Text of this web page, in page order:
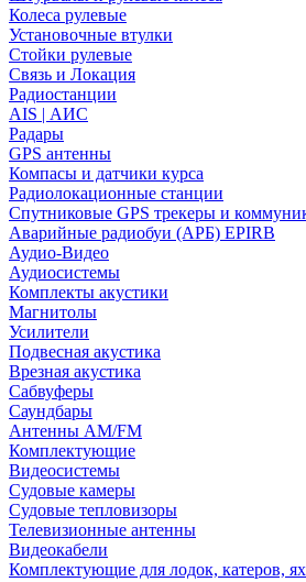
Колеса рулевые
Установочные втулки
Стойки рулевые
Связь и Локация
Радиостанции
AIS | АИС
Радары
GPS антенны
Компасы и датчики курса
Радиолокационные станции
Спутниковые GPS трекеры и
Аварийные радиобуи (АРБ) EPIRB
Аудио-Видео
Аудиосистемы
Комплекты акустики
Магнитолы
Усилители
Подвесная акустика
Врезная акустика
Сабвуферы
Саундбары
Антенны AM/FM
Комплектующие
Видеосистемы
Судовые камеры
Cудовые тепловизоры
Телевизионные антенны
Видеокабели
Комплектующие для лодок, катеров,